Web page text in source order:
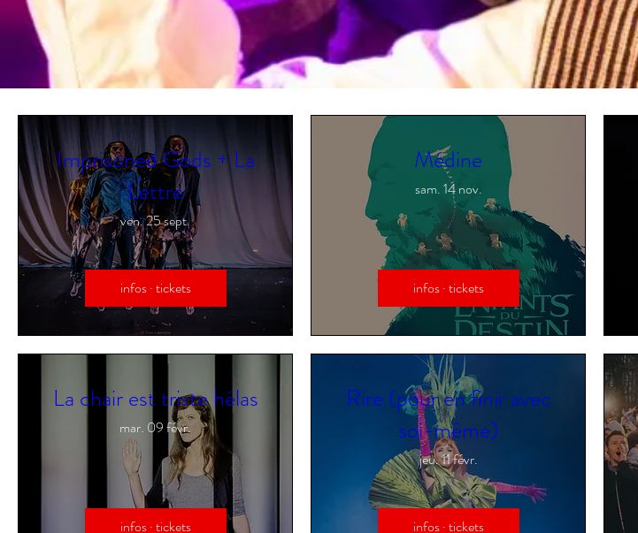
Imprisoned Gods + La
Lettre
ven. 25 sept.
infos · tickets
Médine
sam. 14 nov.
infos · tickets
La chair est triste hélas
mar. 09 févr.
infos · tickets
Rire (pour en finir avec
soi-même)
jeu. 11 févr.
infos · tickets